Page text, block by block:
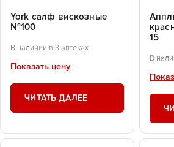
York салф вискозные
№100
В наличии в 3 аптеках
Показать цену
ЧИТАТЬ ДАЛЕЕ
15
В